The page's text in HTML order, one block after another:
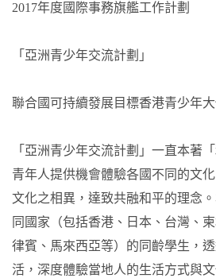
2017年度國際事務旗艦工作計劃
「亞洲青少年交流計劃」
聯合國可持續發展目標香港青少年
「亞洲青少年交流計劃」一直本著
青年人提供機會體驗各國不同的文
文化之相異，達致共融和平的理念
同國家（包括香港、日本、台灣、
律賓、馬來西亞等）的同齡學生，
活，深度體驗當地人的生活方式與